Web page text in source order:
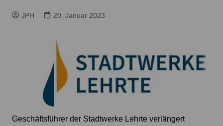
JPH 20. Januar 2023
Geschäftsführer der Stadtwerke Lehrte verlängert